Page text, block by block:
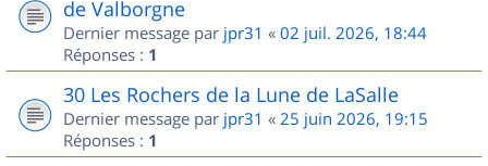
de Valborgne
Dernier message par jpr31 « 02 juil. 2026, 18:44
Réponses : 1
30 Les Rochers de la Lune de LaSalle
Dernier message par jpr31 « 25 juin 2026, 19:15
Réponses : 1